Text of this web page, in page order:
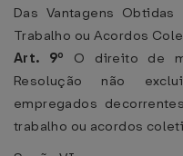
Das Vantagens
Trabalho ou Acordos
Art. 9º O direito de
Resolução não
empregados
trabalho ou acordos